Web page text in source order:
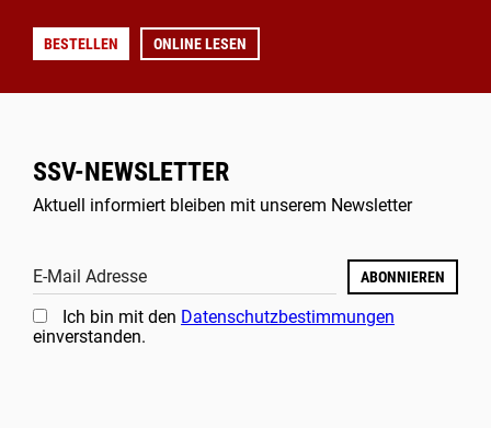
BESTELLEN ONLINE LESEN
SSV-NEWSLETTER
Aktuell informiert bleiben mit unserem Newsletter
E-Mail Adresse ABONNIEREN
Ich bin mit den Datenschutzbestimmungen
einverstanden.